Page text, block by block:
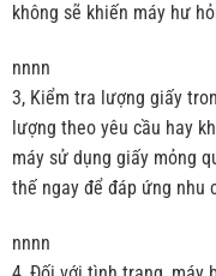
không sẽ khiến máy hư
nnnn
3, Kiểm tra lượng giấy
lượng theo yêu cầu hay
máy sử dụng giấy mỏng
thế ngay để đáp ứng nhu
nnnn